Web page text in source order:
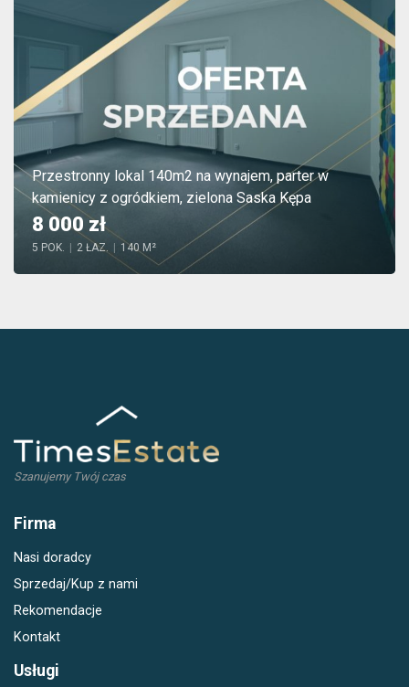
Przestronny lokal 140m2 na wynajem, parter w
kamienicy z ogródkiem, zielona Saska Kępa
8 000 zł
5 POK. 2 ŁAZ. 140 M²
Szanujemy Twój czas
Firma
Nasi doradcy
Sprzedaj/Kup z nami
Rekomendacje
Kontakt
Usługi